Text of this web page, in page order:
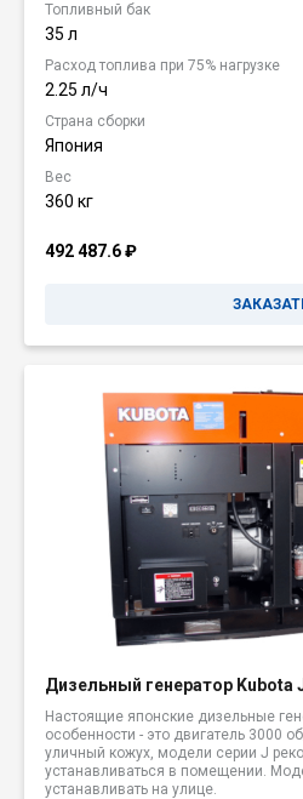
Топливный бак
35 л
Расход топлива при 75% нагрузке
2.25 л/ч
Страна сборки
Япония
Вес
360 кг
492 487.6₽
Дизельный генератор Kubota
Настоящие японские дизельные
особенности - это двигатель 3000
уличный кожух, модели серии J
устанавливаться в помещении.
устанавливать на улице.